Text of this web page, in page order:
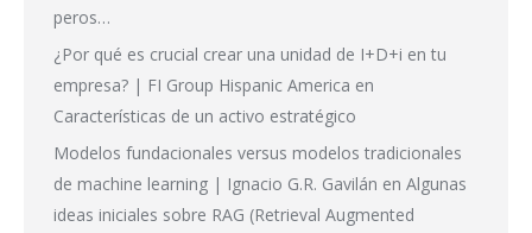
peros…
¿Por qué es crucial crear una unidad de I+D+i en tu
empresa? | FI Group Hispanic America en
Características de un activo estratégico
Modelos fundacionales versus modelos tradicionales
de machine learning | Ignacio G.R. Gavilán en Algunas
ideas iniciales sobre RAG (Retrieval Augmented